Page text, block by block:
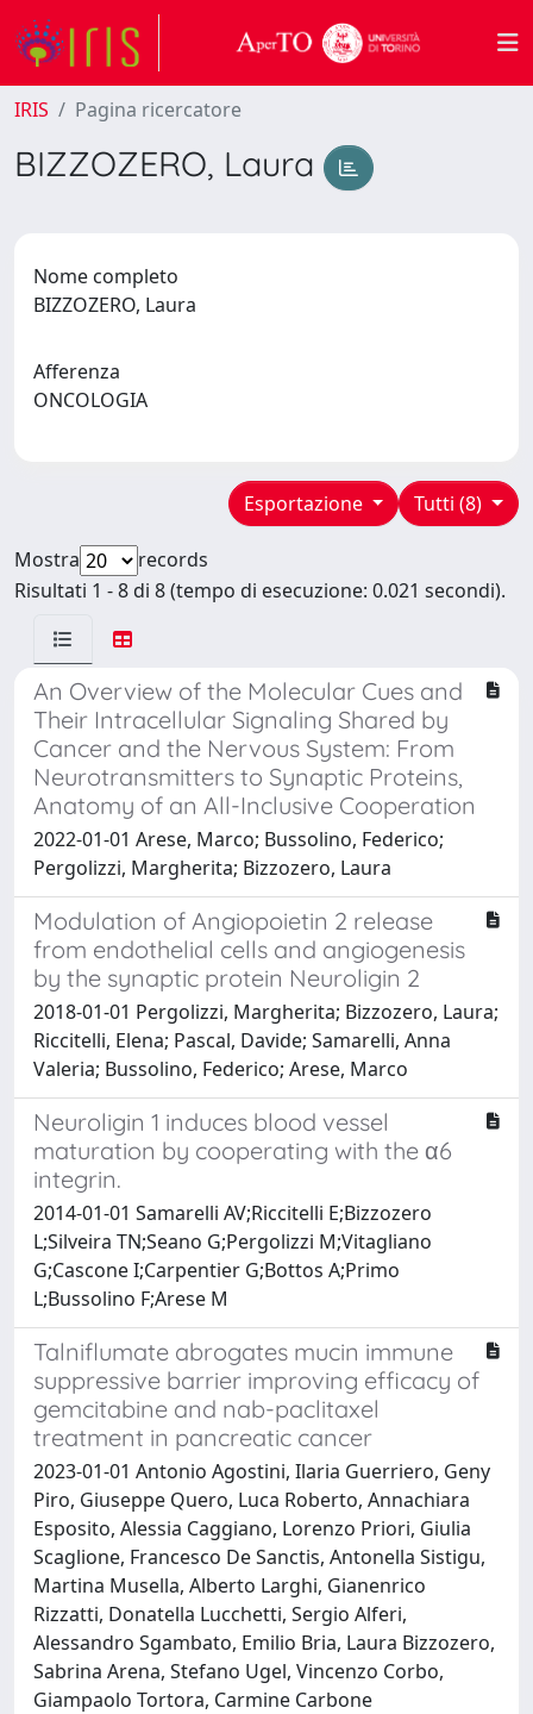
IRIS Pagina ricercatore
BIZZOZERO, Laura
Nome completo
BIZZOZERO, Laura
Afferenza
ONCOLOGIA
Tutti (8)
Esportazione
Mostra
records
Risultati 1 - 8 di 8 (tempo di esecuzione: 0.021 secondi).
An Overview of the Molecular Cues and
Their Intracellular Signaling Shared by
Cancer and the Nervous System: From
Neurotransmitters to Synaptic Proteins,
Anatomy of an All-Inclusive Cooperation
2022-01-01 Arese, Marco; Bussolino, Federico;
Pergolizzi, Margherita; Bizzozero, Laura
Modulation of Angiopoietin 2 release
from endothelial cells and angiogenesis
by the synaptic protein Neuroligin 2
2018-01-01 Pergolizzi, Margherita; Bizzozero, Laura;
Riccitelli, Elena; Pascal, Davide; Samarelli, Anna
Valeria; Bussolino, Federico; Arese, Marco
Neuroligin 1 induces blood vessel
maturation by cooperating with the α6
integrin.
2014-01-01 Samarelli AV;Riccitelli E;Bizzozero
L;Silveira TN;Seano G;Pergolizzi M;Vitagliano
G;Cascone I;Carpentier G;Bottos A;Primo
L;Bussolino F;Arese M
Talniflumate abrogates mucin immune
suppressive barrier improving efficacy of
gemcitabine and nab-paclitaxel
treatment in pancreatic cancer
2023-01-01 Antonio Agostini, Ilaria Guerriero, Geny
Piro, Giuseppe Quero, Luca Roberto, Annachiara
Esposito, Alessia Caggiano, Lorenzo Priori, Giulia
Scaglione, Francesco De Sanctis, Antonella Sistigu,
Martina Musella, Alberto Larghi, Gianenrico
Rizzatti, Donatella Lucchetti, Sergio Alferi,
Alessandro Sgambato, Emilio Bria, Laura Bizzozero,
Sabrina Arena, Stefano Ugel, Vincenzo Corbo,
Giampaolo Tortora, Carmine Carbone